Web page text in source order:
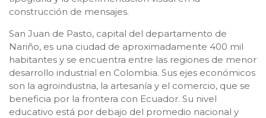
construcción de mensajes.
San Juan de Pasto, capital del departamento de
Nariño, es una ciudad de aproximadamente 400 mil
habitantes y se encuentra entre las regiones de menor
desarrollo industrial en Colombia. Sus ejes económicos
son la agroindustria, la artesanía y el comercio, que se
beneficia por la frontera con Ecuador. Su nivel
educativo está por debajo del promedio nacional y